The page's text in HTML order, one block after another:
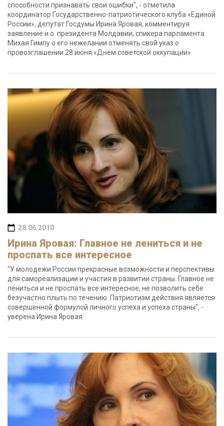
способности признавать свои ошибки", - отметила
координатор Государственно-патриотического клуба «Единой
России», депутат Госдумы Ирина Яровая, комментируя
заявление и.о. президента Молдавии, спикера парламента
Михая Гимпу о его нежелании отменять свой указ о
провозглашении 28 июня «Днем советской оккупации»
28.06.2010
Ирина Яровая: Главное не лениться и не
проспать все интересное
"У молодежи России прекрасные возможности и перспективы
для самореализации и участия в развитии страны. Главное не
лениться и не проспать все интересное, не позволить себе
безучастно плыть по течению. Патриотизм действия является
совершенной формулой личного успеха и успеха страны", -
уверена Ирина Яровая